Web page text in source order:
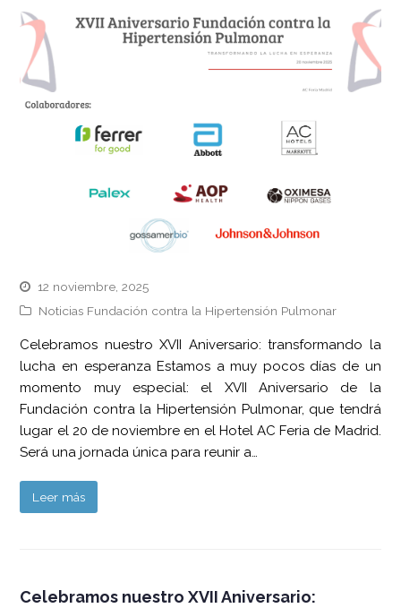
12 noviembre, 2025
Noticias Fundación contra la Hipertensión Pulmonar
Celebramos nuestro XVII Aniversario: transformando la
lucha en esperanza Estamos a muy pocos días de un
momento muy especial: el XVII Aniversario de la
Fundación contra la Hipertensión Pulmonar, que tendrá
lugar el 20 de noviembre en el Hotel AC Feria de Madrid.
Será una jornada única para reunir a…
Leer más
Celebramos nuestro XVII Aniversario: